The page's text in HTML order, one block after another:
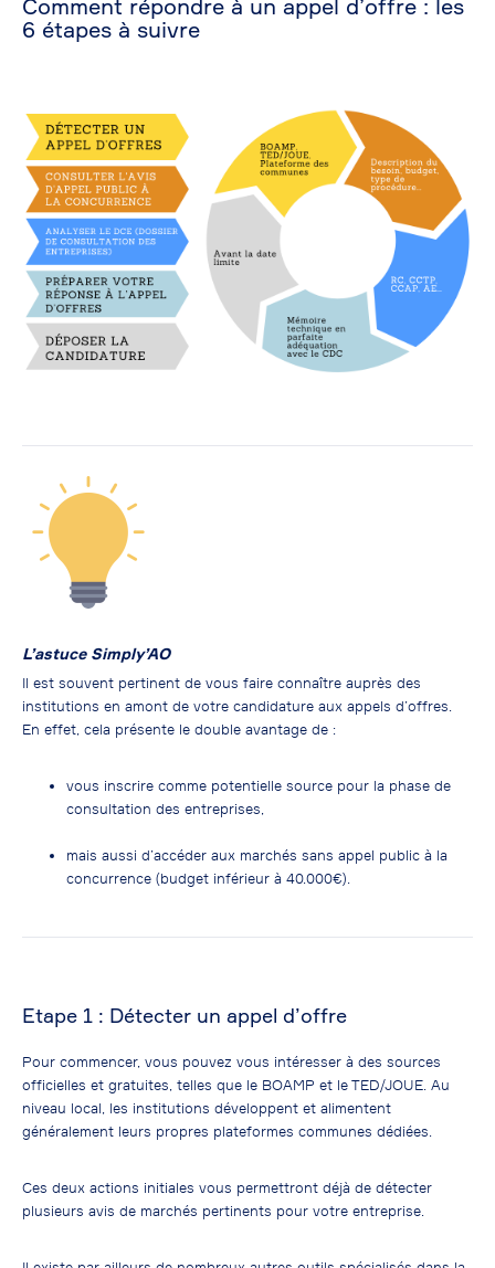
Comment répondre à un appel d’offre : les
6 étapes à suivre
L’astuce Simply’AO
Il est souvent pertinent de vous faire connaître auprès des
institutions en amont de votre candidature aux appels d’offres.
En effet, cela présente le double avantage de :
vous inscrire comme potentielle source pour la phase de
consultation des entreprises,
mais aussi d’accéder aux marchés sans appel public à la
concurrence (budget inférieur à 40.000€).
Etape 1 : Détecter un appel d’offre
Pour commencer, vous pouvez vous intéresser à des sources
officielles et gratuites, telles que le BOAMP et le TED/JOUE. Au
niveau local, les institutions développent et alimentent
généralement leurs propres plateformes communes dédiées.
Ces deux actions initiales vous permettront déjà de détecter
plusieurs avis de marchés pertinents pour votre entreprise.